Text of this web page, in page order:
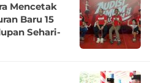
Mencetak
Baru 15
Sehari-